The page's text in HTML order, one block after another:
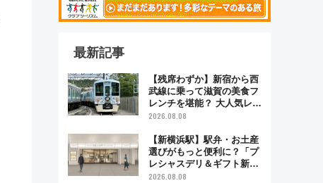
最新記事
【残席わずか】新宿から西
武線に乗って滋賀の美食フ
レンチを堪能？ 大人気レス
トラン列車「52席の至福」
の特別コラボ
2026.08.08
【新横浜駅】駅弁・お土産
選びがもっと便利に？「プ
レシャスデリ＆ギフト新横
浜」がオープン 場所や営
2026.08.08